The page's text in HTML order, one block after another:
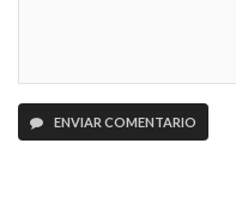
ENVIAR COMENTARIO